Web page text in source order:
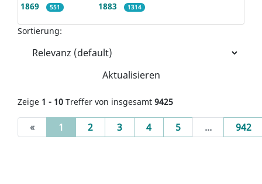
1869 551 1883 1314
Sortierung:
Aktualisieren
Zeige 1 - 10 Treffer von insgesamt 9425
« 1 (current)
2 3 4 5 ... 942